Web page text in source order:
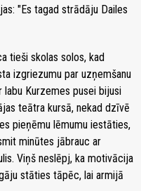
"Es tagad strādāju Dailes
tieši skolas solos, kad
izgriezumu par uzņemšanu
Kurzemes pusei bijusi
teātra kursā, nekad dzīvē
pieņēmu lēmumu iestāties,
minūtes jābrauc ar
Viņš neslēpj, ka motivācija
stāties tāpēc, lai armijā